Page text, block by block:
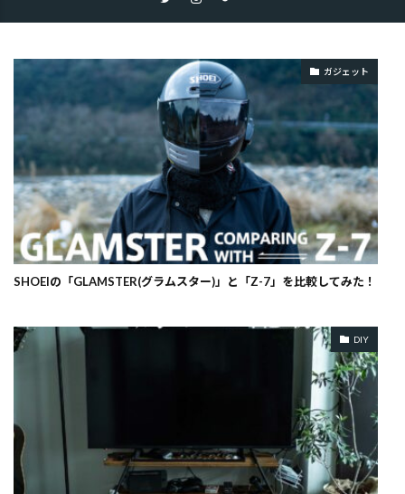
ガジェット
SHOEIの「GLAMSTER(グラムスター)」と「Z-7」を比較してみた！
DIY